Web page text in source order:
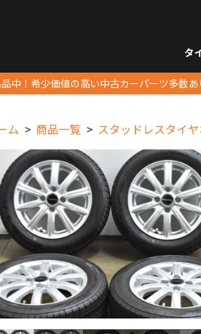
タ
中！希少価値の高い中古カーパーツ多数あ
ム 商品一覧 スタッドレスタイ